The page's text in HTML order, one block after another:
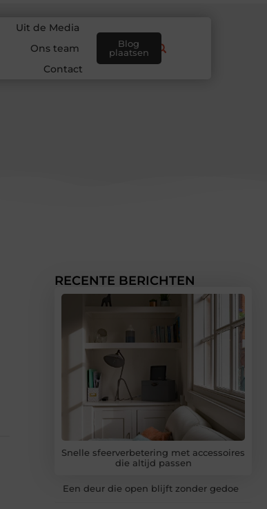
Uit de Media
Ons team
Contact
Blog
plaatsen
RECENTE BERICHTEN
Snelle sfeerverbetering met accessoires
die altijd passen
Een deur die open blijft zonder gedoe